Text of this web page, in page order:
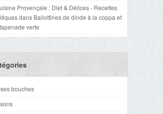
Provençale : Diet & Délices - Recettes
dans Ballottines de dinde à la coppa et
verte
bouches